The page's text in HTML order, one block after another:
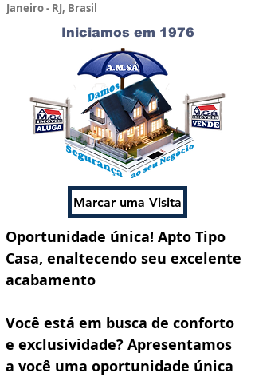
Janeiro - RJ, Brasil
Iniciamos em 1976
Marcar uma Visita
Oportunidade única! Apto Tipo
Casa, enaltecendo seu excelente
acabamento
Você está em busca de conforto
e exclusividade? Apresentamos
a você uma oportunidade única